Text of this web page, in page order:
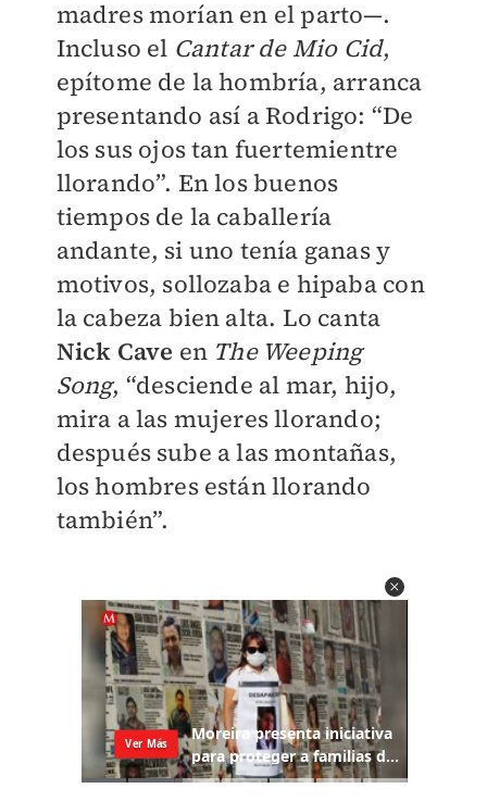
madres morían en el parto—.
Incluso el Cantar de Mio Cid,
epítome de la hombría, arranca
presentando así a Rodrigo: “De
los sus ojos tan fuertemientre
llorando”. En los buenos
tiempos de la caballería
andante, si uno tenía ganas y
motivos, sollozaba e hipaba con
la cabeza bien alta. Lo canta
Nick Cave en The Weeping
Song, “desciende al mar, hijo,
mira a las mujeres llorando;
después sube a las montañas,
los hombres están llorando
también”.